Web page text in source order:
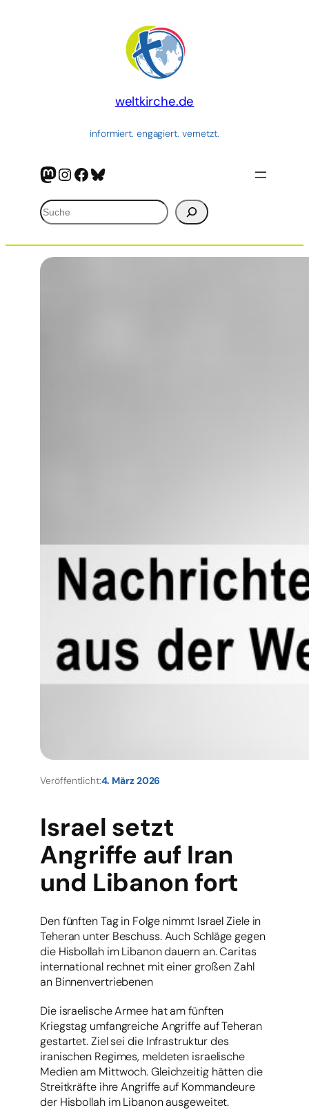
weltkirche.de
informiert. engagiert. vernetzt.
Mastodon
Instagram
Facebook
Bluesky
Suchen
Veröffentlicht:4. März 2026
Israel setzt
Angriffe auf Iran
und Libanon fort
Den fünften Tag in Folge nimmt Israel Ziele in
Teheran unter Beschuss. Auch Schläge gegen
die Hisbollah im Libanon dauern an. Caritas
international rechnet mit einer großen Zahl
an Binnenvertriebenen
Die israelische Armee hat am fünften
Kriegstag umfangreiche Angriffe auf Teheran
gestartet. Ziel sei die Infrastruktur des
iranischen Regimes, meldeten israelische
Medien am Mittwoch. Gleichzeitig hätten die
Streitkräfte ihre Angriffe auf Kommandeure
der Hisbollah im Libanon ausgeweitet.